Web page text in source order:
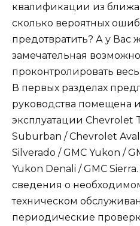
квалификации из
сколько вероятных
предотвратить? А у Вас
замечательная
проконтролировать
В первых разделах
руководства помещена
эксплуатации Chevrolet
Suburban / Chevrolet
Silverado / GMC Yukon /
Yukon Denali / GMC
сведения о
техническом
периодические